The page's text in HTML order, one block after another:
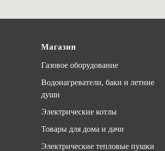
Магазин
Газовое оборудование
Водонагреватели, баки и летние
души
Электрические котлы
Товары для дома и дачи
Электрические тепловые пушки